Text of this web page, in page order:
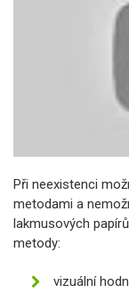
Při neexistenci
metodami a
lakmusových
metody:
vizuální